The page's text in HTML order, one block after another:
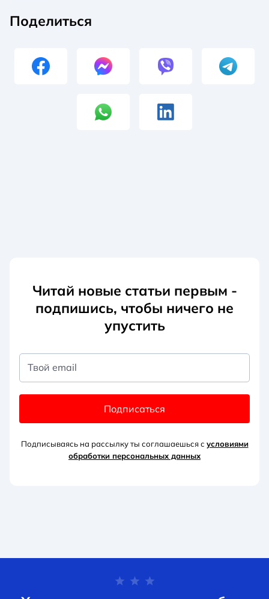
Поделиться
Читай новые статьи первым -
подпишись, чтобы ничего не
упустить
Твой email
Подписаться
Подписываясь на рассылку ты соглашаешься с условиями
обработки персональных данных